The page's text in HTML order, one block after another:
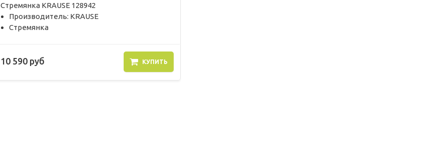
Стремянка KRAUSE 128942
Производитель: KRAUSE
Стремянка
10 590 руб КУПИТЬ